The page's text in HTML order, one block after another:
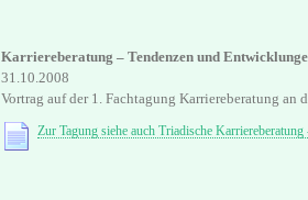
Karriereberatung – Tendenzen und
31.10.2008
Vortrag auf der 1. Fachtagung Karriereberatung an
Zur Tagung siehe auch Triadische Karriereberatung